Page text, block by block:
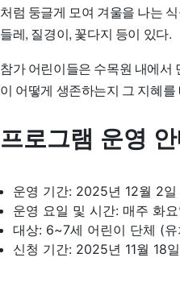
처럼 둥글게 모여 겨울을 나는
들레, 질경이, 꽃다지 등이 있다.
참가 어린이들은 수목원 내에서
이 어떻게 생존하는지 그 지혜를
프로그램 운영 안
운영 기간: 2025년 12월 2
운영 요일 및 시간: 매주 화
대상: 6~7세 어린이 단체 (
신청 기간: 2025년 11월 18